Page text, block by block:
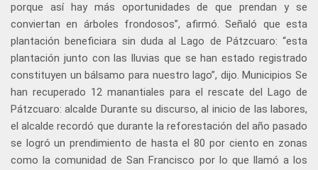
porque así hay más oportunidades de que prendan y se
conviertan en árboles frondosos”, afirmó. Señaló que esta
plantación beneficiara sin duda al Lago de Pátzcuaro: “esta
plantación junto con las lluvias que se han estado registrado
constituyen un bálsamo para nuestro lago”, dijo. Municipios Se
han recuperado 12 manantiales para el rescate del Lago de
Pátzcuaro: alcalde Durante su discurso, al inicio de las labores,
el alcalde recordó que durante la reforestación del año pasado
se logró un prendimiento de hasta el 80 por ciento en zonas
como la comunidad de San Francisco por lo que llamó a los